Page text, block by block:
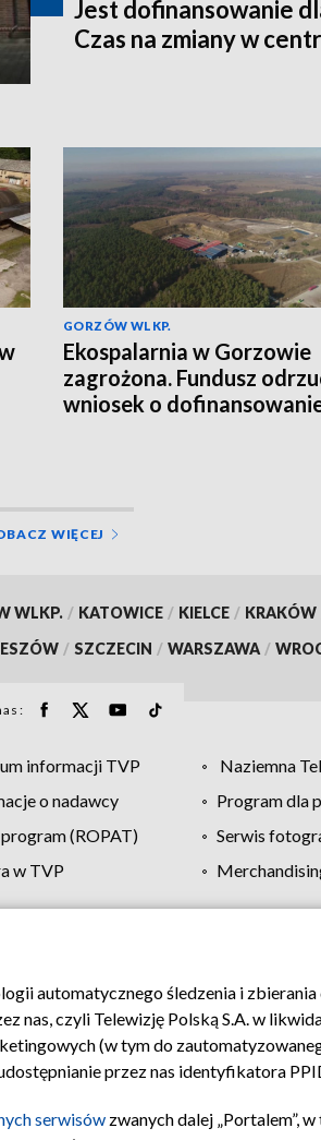
Jest dofinansowanie
Czas na zmiany w
GORZÓW WLKP.
Ekospalarnia w Gorzowie
zagrożona. Fundusz
wniosek o
WIĘCEJ
WLKP. / KATOWICE / KIELCE / KRAKÓW
/ SZCZECIN / WARSZAWA /
informacji TVP Naziemna
o nadawcy
Program dla
program (ROPAT)
Serwis
w TVP
Moje zgody Pomoc Biuro
automatycznego śledzenia i
czyli Telewizję Polską S.A. w
(w tym do
przez nas identyfikatora
serwisów zwanych dalej „Portalem”,